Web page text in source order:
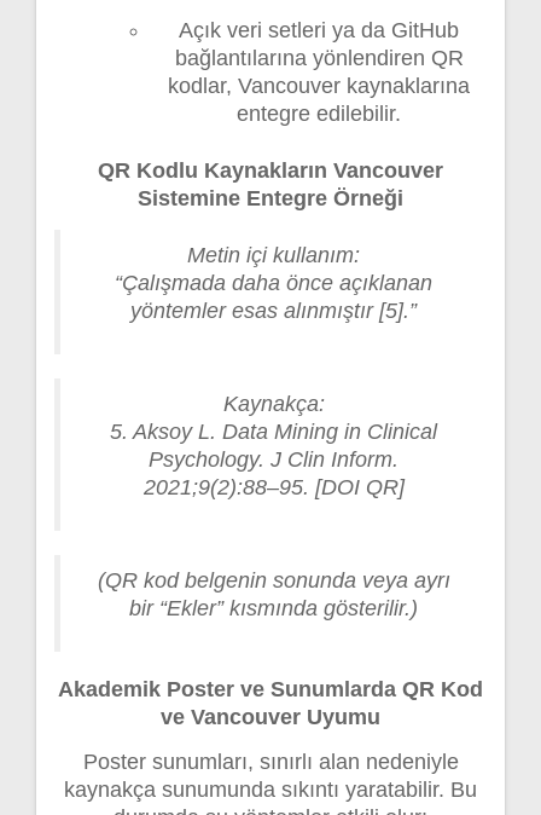
Açık veri setleri ya da GitHub
bağlantılarına yönlendiren QR
kodlar, Vancouver kaynaklarına
entegre edilebilir.
QR Kodlu Kaynakların Vancouver
Sistemine Entegre Örneği
Metin içi kullanım:
“Çalışmada daha önce açıklanan
yöntemler esas alınmıştır [5].”
Kaynakça:
5. Aksoy L. Data Mining in Clinical
Psychology. J Clin Inform.
2021;9(2):88–95. [DOI QR]
(QR kod belgenin sonunda veya ayrı
bir “Ekler” kısmında gösterilir.)
Akademik Poster ve Sunumlarda QR Kod
ve Vancouver Uyumu
Poster sunumları, sınırlı alan nedeniyle
kaynakça sunumunda sıkıntı yaratabilir. Bu